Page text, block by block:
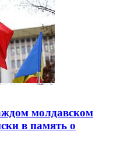
молдавском
в память о